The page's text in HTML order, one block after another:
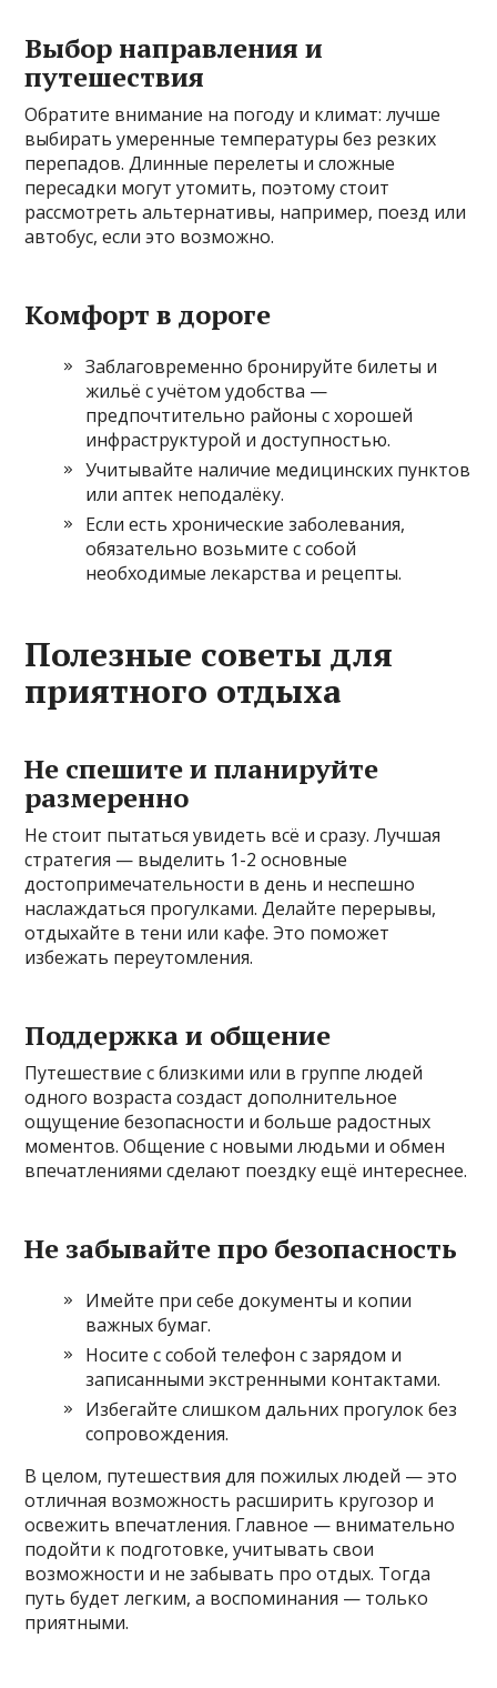
Выбор направления и
путешествия
Обратите внимание на погоду и климат: лучше
выбирать умеренные температуры без резких
перепадов. Длинные перелеты и сложные
пересадки могут утомить, поэтому стоит
рассмотреть альтернативы, например, поезд или
автобус, если это возможно.
Комфорт в дороге
Заблаговременно бронируйте билеты и
жильё с учётом удобства —
предпочтительно районы с хорошей
инфраструктурой и доступностью.
Учитывайте наличие медицинских пунктов
или аптек неподалёку.
Если есть хронические заболевания,
обязательно возьмите с собой
необходимые лекарства и рецепты.
Полезные советы для
приятного отдыха
Не спешите и планируйте
размеренно
Не стоит пытаться увидеть всё и сразу. Лучшая
стратегия — выделить 1-2 основные
достопримечательности в день и неспешно
наслаждаться прогулками. Делайте перерывы,
отдыхайте в тени или кафе. Это поможет
избежать переутомления.
Поддержка и общение
Путешествие с близкими или в группе людей
одного возраста создаст дополнительное
ощущение безопасности и больше радостных
моментов. Общение с новыми людьми и обмен
впечатлениями сделают поездку ещё интереснее.
Не забывайте про безопасность
Имейте при себе документы и копии
важных бумаг.
Носите с собой телефон с зарядом и
записанными экстренными контактами.
Избегайте слишком дальних прогулок без
сопровождения.
В целом, путешествия для пожилых людей — это
отличная возможность расширить кругозор и
освежить впечатления. Главное — внимательно
подойти к подготовке, учитывать свои
возможности и не забывать про отдых. Тогда
путь будет легким, а воспоминания — только
приятными.